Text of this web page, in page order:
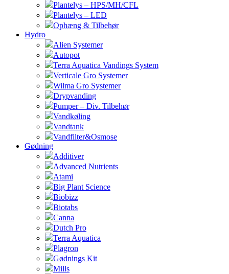
Plantelys – HPS/MH/CFL
Plantelys – LED
Ophæng & Tilbehør
Hydro
Alien Systemer
Autopot
Terra Aquatica Vandings System
Verticale Gro Systemer
Wilma Gro Systemer
Drypvanding
Pumper – Div. Tilbehør
Vandkøling
Vandtank
Vandfilter&Osmose
Gødning
Additiver
Advanced Nutrients
Atami
Big Plant Science
Biobizz
Biotabs
Canna
Dutch Pro
Terra Aquatica
Plagron
Gødnings Kit
Mills